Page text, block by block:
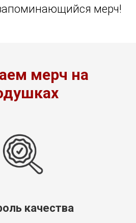
мерч!
мерч на
качества